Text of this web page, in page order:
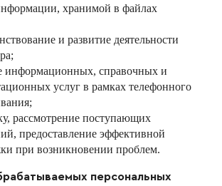
хранимой в файлах
и развитие деятельности
информационных, справочных и
услуг в рамках телефонного
рассмотрение поступающих
предоставление эффективной
при возникновении проблем.
персональных